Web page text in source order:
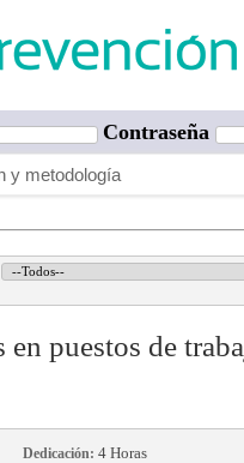
Contraseña
y metodología
en puestos de
Dedicación: 4 Horas